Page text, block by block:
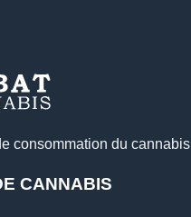
consommation du
CANNABIS